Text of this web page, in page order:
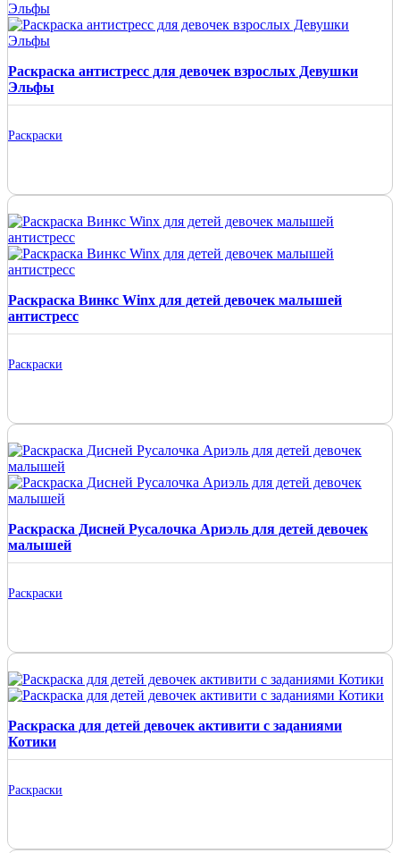
Раскраска антистресс для девочек взрослых Девушки
Эльфы
Раскраски
Раскраска Винкс Winx для детей девочек малышей
антистресс
Раскраски
Раскраска Дисней Русалочка Ариэль для детей девочек
малышей
Раскраски
Раскраска для детей девочек активити с заданиями
Котики
Раскраски